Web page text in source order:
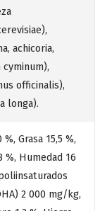
achicoria,
cyminum),
officinalis),
longa).
Grasa 15,5 %,
%, Humedad 16
2 000 mg/kg,